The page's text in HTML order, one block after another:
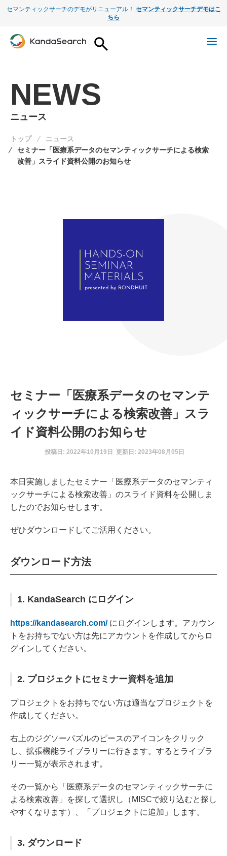
セマンティックサーチのデモがリニューアル！ セマンティックサーチデモはこ
ちら
NEWS
ニュース
トップ
ニュース
セミナー「医療系データのセマンティックサーチによる検索
改善」スライド資料公開のお知らせ
セミナー「医療系データのセマンテ
ィックサーチによる検索改善」スラ
イド資料公開のお知らせ
投稿日: 2022年10月19日 更新日: 2023年08月05日
本日実施しましたセミナー「医療系データのセマンティ
ックサーチによる検索改善」のスライド資料を公開しま
したのでお知らせします。
ぜひダウンロードしてご活用ください。
ダウンロード方法
1. KandaSearch にログイン
https://kandasearch.com/にログインします。アカウン
トをお持ちでない方は先にアカウントを作成してからロ
グインしてください。
2. プロジェクトにセミナー資料を追加
プロジェクトをお持ちでない方は適当なプロジェクトを
作成してください。
右上のジグソーパズルのピースのアイコンをクリック
し、拡張機能ライブラリーに行きます。するとライブラ
リー一覧が表示されます。
その一覧から「医療系データのセマンティックサーチに
よる検索改善」を探して選択し（MISCで絞り込むと探し
やすくなります）、「プロジェクトに追加」します。
3. ダウンロード